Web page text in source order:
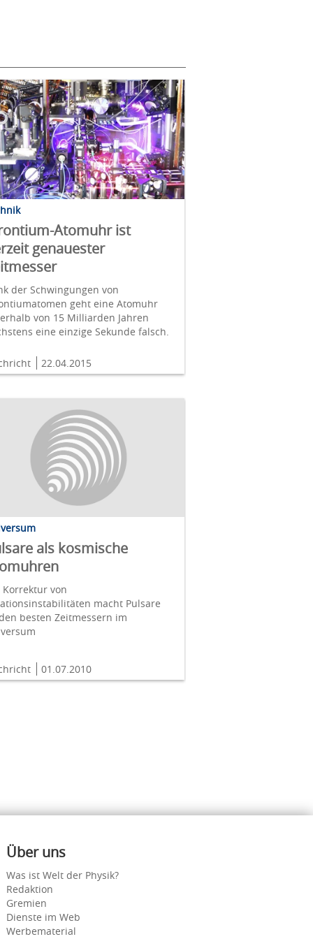
Atomuhr ist
genauester
der Schwingungen von
geht eine Atomuhr
von 15 Milliarden Jahren
eine einzige Sekunde falsch.
22.04.2015
als kosmische
Korrektur von
macht Pulsare
besten Zeitmessern im
01.07.2010
Über uns
Was ist Welt der Physik?
Redaktion
Gremien
Dienste im Web
Werbematerial